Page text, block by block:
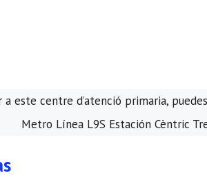
a este centre d’atenció primaria,
Metro Línea L9S Estación Cèntric